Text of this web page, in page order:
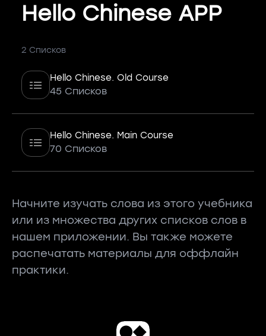
Hello Chinese APP
2 Списков
Hello Chinese. Old Course
45 Списков
Hello Chinese. Main Course
70 Списков
Начните изучать слова из этого учебника
или из множества других списков слов в
нашем приложении. Вы также можете
распечатать материалы для оффлайн
практики.